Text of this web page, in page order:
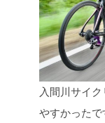
入間川サイ
やすかったで